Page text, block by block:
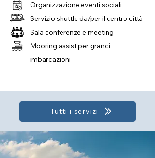
Organizzazione eventi sociali
Servizio shuttle da/per il centro città
Sala conferenze e meeting
Mooring assist per grandi
imbarcazioni
Tutti i servizi